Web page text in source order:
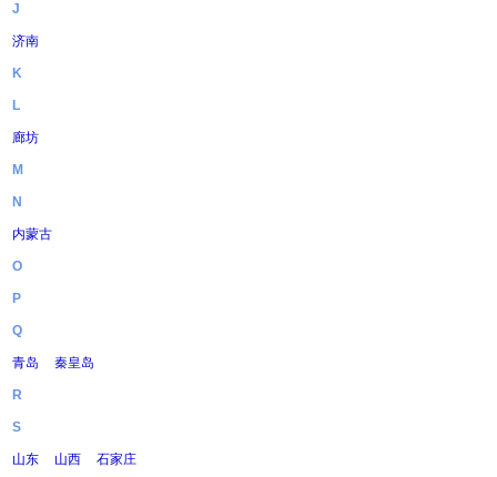
J
济南
K
L
廊坊
M
N
内蒙古
O
P
Q
青岛 秦皇岛
R
S
山东 山西 石家庄